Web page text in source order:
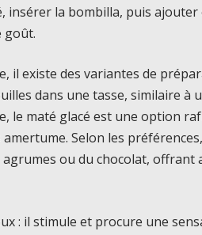
insérer la bombilla, puis ajouter
goût.
il existe des variantes de
dans une tasse, similaire à
le maté glacé est une option
Selon les
ou du chocolat, offrant
: il stimule et procure une